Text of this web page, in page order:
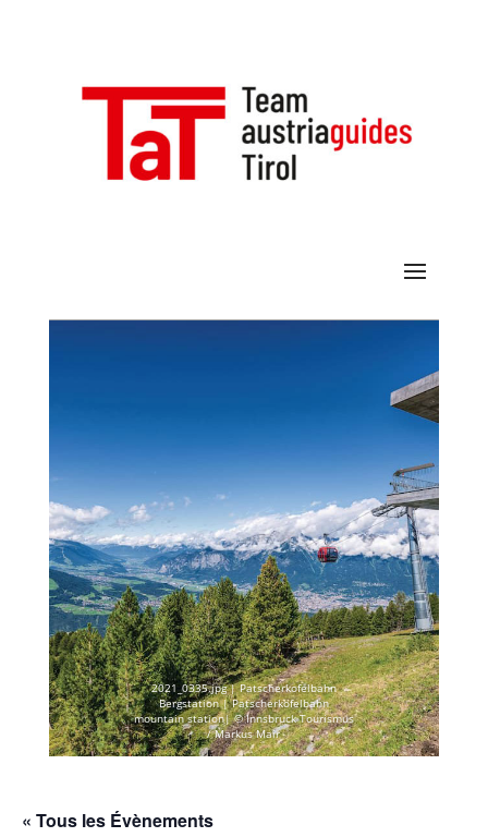
2021_0335.jpg | Patscherkofelbahn
Bergstation | Patscherkofelbahn
mountain station| © Innsbruck Tourismus
/ Markus Mair
« Tous les Évènements